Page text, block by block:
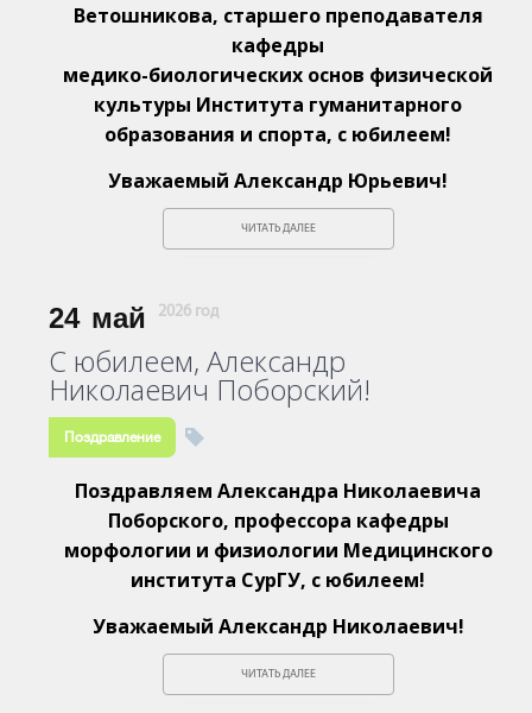
Ветошникова, старшего преподавателя
кафедры
медико-биологических основ физической
культуры Института гуманитарного
образования и спорта, с юбилеем!
Уважаемый Александр Юрьевич!
ЧИТАТЬ ДАЛЕЕ
24 май 2026 год
С юбилеем, Александр
Николаевич Поборский!
Поздравление
Поздравляем Александра Николаевича
Поборского, профессора кафедры
морфологии и физиологии Медицинского
института СурГУ, с юбилеем!
Уважаемый Александр Николаевич!
ЧИТАТЬ ДАЛЕЕ